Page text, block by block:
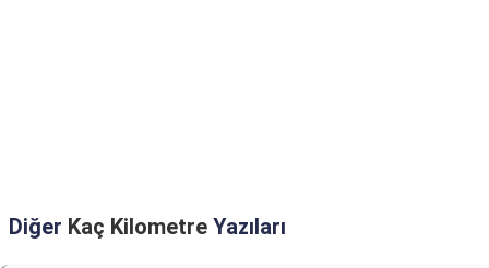
Diğer Kaç Kilometre Yazıları